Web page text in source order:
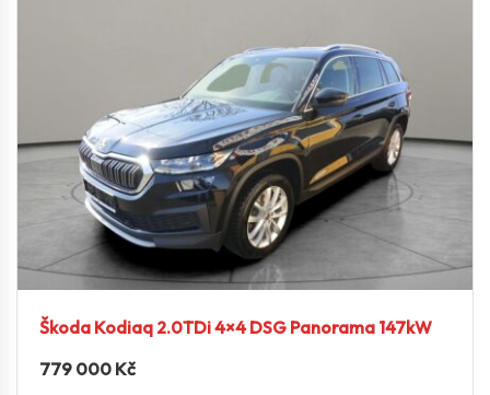
Škoda Kodiaq 2.0TDi 4×4 DSG Panorama 147kW
779 000 Kč